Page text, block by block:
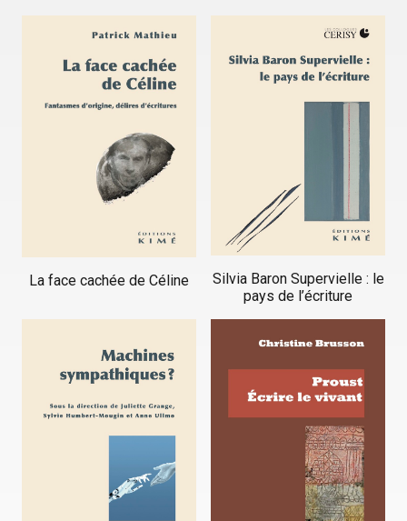
La face cachée de Céline
Silvia Baron Supervielle : le
pays de l’écriture